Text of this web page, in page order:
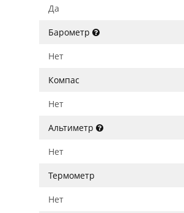
Да
Барометр
Нет
Компас
Нет
Альтиметр
Нет
Термометр
Нет